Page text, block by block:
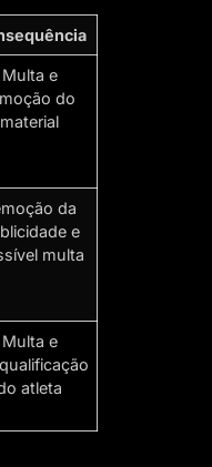
Multa e
do
material
da
e
multa
Multa e
atleta